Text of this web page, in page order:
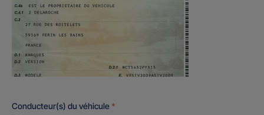
Conducteur(s) du véhicule *